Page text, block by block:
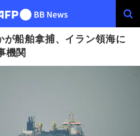
が船舶拿捕、イラン領海に
機関